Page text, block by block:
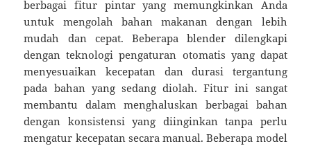
berbagai fitur pintar yang memungkinkan Anda
untuk mengolah bahan makanan dengan lebih
mudah dan cepat. Beberapa blender dilengkapi
dengan teknologi pengaturan otomatis yang dapat
menyesuaikan kecepatan dan durasi tergantung
pada bahan yang sedang diolah. Fitur ini sangat
membantu dalam menghaluskan berbagai bahan
dengan konsistensi yang diinginkan tanpa perlu
mengatur kecepatan secara manual. Beberapa model